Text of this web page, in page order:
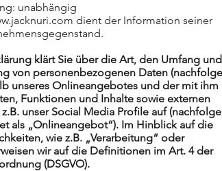
unabhängig
dient der Information seiner
klärt Sie über die Art, den Umfang und
von personenbezogenen Daten
unseres Onlineangebotes und der mit ihm
Funktionen und Inhalte sowie externen
unser Social Media Profile auf
als „Onlineangebot“). Im Hinblick auf die
wie z.B. „Verarbeitung“ oder
wir auf die Definitionen im Art. 4 der
(DSGVO).